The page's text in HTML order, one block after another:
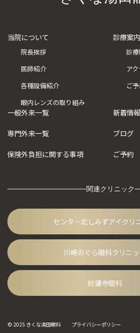
当院について
院長挨拶
医師紹介
各種設備紹介
眼内レンズの取り組み
診療案内
診
ア
ご
一般外来一覧
専門外来一覧
保険外負担に関する事項
新着情報
ブログ
ご予約
関連クリニック
センター北しみずアイクリ
川崎おぐら眼科クリニ
妙蓮寺眼科
© 2025 きくな湯田眼科 プライバシーポリシー